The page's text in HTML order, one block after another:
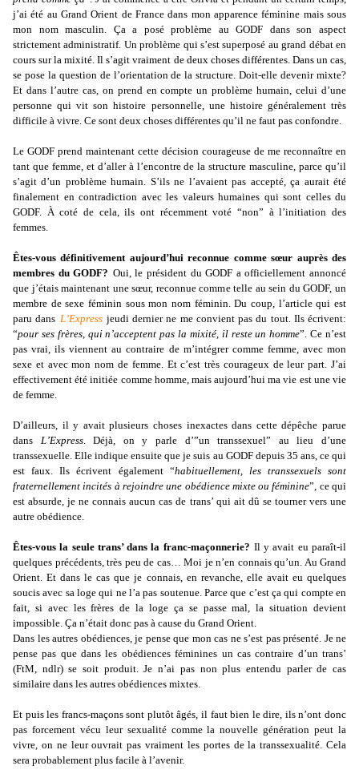
j’ai été au Grand Orient de France dans mon apparence féminine mais sous
mon nom masculin. Ça a posé problème au GODF dans son aspect
strictement administratif. Un problème qui s’est superposé au grand débat en
cours sur la mixité. Il s’agit vraiment de deux choses différentes. Dans un cas,
se pose la question de l’orientation de la structure. Doit-elle devenir mixte?
Et dans l’autre cas, on prend en compte un problème humain, celui d’une
personne qui vit son histoire personnelle, une histoire généralement très
difficile à vivre. Ce sont deux choses différentes qu’il ne faut pas confondre.
Le GODF prend maintenant cette décision courageuse de me reconnaître en
tant que femme, et d’aller à l’encontre de la structure masculine, parce qu’il
s’agit d’un problème humain. S’ils ne l’avaient pas accepté, ça aurait été
finalement en contradiction avec les valeurs humaines qui sont celles du
GODF. À coté de cela, ils ont récemment voté “non” à l’initiation des
femmes.
Êtes-vous définitivement aujourd’hui reconnue comme sœur auprès des
membres du GODF? Oui, le président du GODF a officiellement annoncé
que j’étais maintenant une sœur, reconnue comme telle au sein du GODF, un
membre de sexe féminin sous mon nom féminin. Du coup, l’article qui est
paru dans L’Express jeudi dernier ne me convient pas du tout. Ils écrivent:
“pour ses frères, qui n’acceptent pas la mixité, il reste un homme”. Ce n’est
pas vrai, ils viennent au contraire de m’intégrer comme femme, avec mon
sexe et avec mon nom de femme. Et c’est très courageux de leur part. J’ai
effectivement été initiée comme homme, mais aujourd’hui ma vie est une vie
de femme.
D’ailleurs, il y avait plusieurs choses inexactes dans cette dépêche parue
dans L’Express. Déjà, on y parle d’”un transsexuel” au lieu d’une
transsexuelle. Elle indique ensuite que je suis au GODF depuis 35 ans, ce qui
est faux. Ils écrivent également “habituellement, les transsexuels sont
fraternellement incités à rejoindre une obédience mixte ou féminine”, ce qui
est absurde, je ne connais aucun cas de trans’ qui ait dû se tourner vers une
autre obédience.
Êtes-vous la seule trans’ dans la franc-maçonnerie? Il y avait eu paraît-il
quelques précédents, très peu de cas… Moi je n’en connais qu’un. Au Grand
Orient. Et dans le cas que je connais, en revanche, elle avait eu quelques
soucis avec sa loge qui ne l’a pas soutenue. Parce que c’est ça qui compte en
fait, si avec les frères de la loge ça se passe mal, la situation devient
impossible. Ça n’était donc pas à cause du Grand Orient.
Dans les autres obédiences, je pense que mon cas ne s’est pas présenté. Je ne
pense pas que dans les obédiences féminines un cas contraire d’un trans’
(FtM, ndlr) se soit produit. Je n’ai pas non plus entendu parler de cas
similaire dans les autres obédiences mixtes.
Et puis les francs-maçons sont plutôt âgés, il faut bien le dire, ils n’ont donc
pas forcement vécu leur sexualité comme la nouvelle génération peut la
vivre, on ne leur ouvrait pas vraiment les portes de la transsexualité. Cela
sera probablement plus facile à l’avenir.